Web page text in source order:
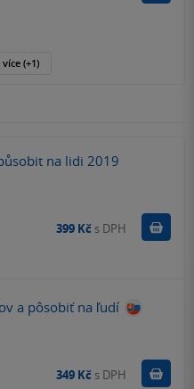
více (+1)
na lidi 2019
399 Kč s DPH Koupit
a pôsobiť na ľudí
349 Kč s DPH Koupit